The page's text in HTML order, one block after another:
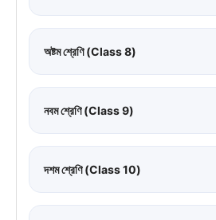
অষ্টম শ্রেণি (Class 8)
নবম শ্রেণি (Class 9)
দশম শ্রেণি (Class 10)